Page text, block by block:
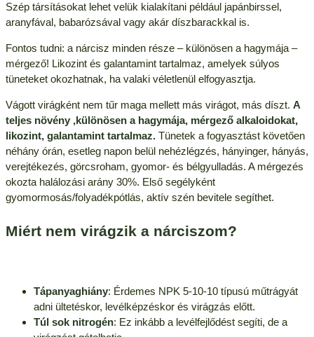
Szép társításokat lehet velük kialakítani például japánbirssel,
aranyfával, babarózsával vagy akár díszbarackkal is.
Fontos tudni: a nárcisz minden része – különösen a hagymája –
mérgező! Likozint és galantamint tartalmaz, amelyek súlyos
tüneteket okozhatnak, ha valaki véletlenül elfogyasztja.
Vágott virágként nem tűr maga mellett más virágot, más díszt. A
teljes növény ,különösen a hagymája, mérgező alkaloidokat,
likozint, galantamint tartalmaz. Tünetek a fogyasztást követően
néhány órán, esetleg napon belül nehézlégzés, hányinger, hányás,
verejtékezés, görcsroham, gyomor- és bélgyulladás. A mérgezés
okozta halálozási arány 30%. Első segélyként
gyomormosás/folyadékpótlás, aktív szén bevitele segíthet.
Miért nem virágzik a nárciszom?
Tápanyaghiány: Érdemes NPK 5-10-10 típusú műtrágyát
adni ültetéskor, levélképzéskor és virágzás előtt.
Túl sok nitrogén: Ez inkább a levélfejlődést segíti, de a